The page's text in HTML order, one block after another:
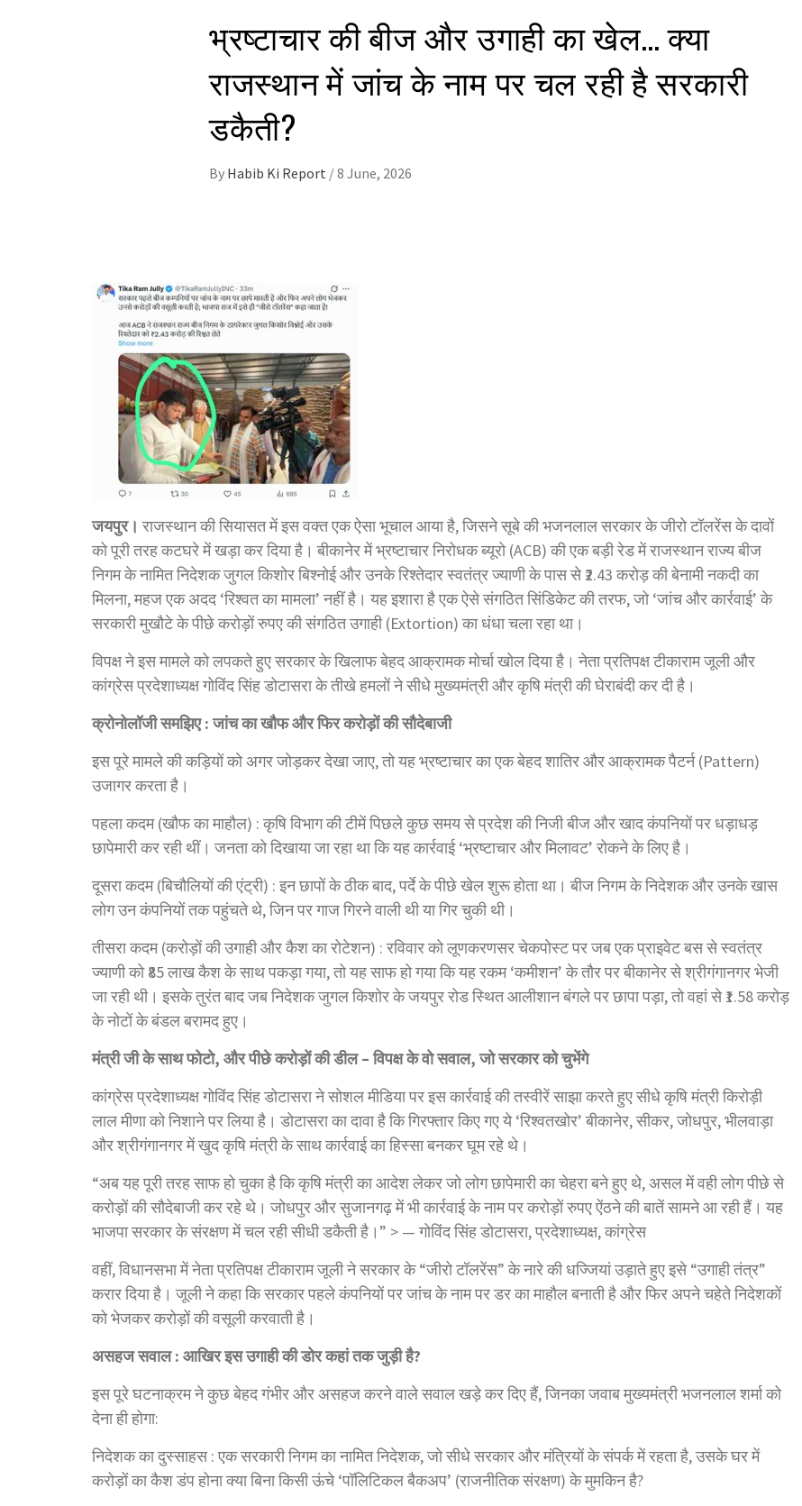
भ्रष्टाचार की बीज और उगाही का खेल… क्या
राजस्थान में जांच के नाम पर चल रही है सरकारी
डकैती?
By Habib Ki Report /8 June, 2026
जयपुर। राजस्थान की सियासत में इस वक्त एक ऐसा भूचाल आया है, जिसने सूबे की भजनलाल सरकार के जीरो टॉलरेंस के दावों
को पूरी तरह कटघरे में खड़ा कर दिया है। बीकानेर में भ्रष्टाचार निरोधक ब्यूरो (ACB) की एक बड़ी रेड में राजस्थान राज्य बीज
निगम के नामित निदेशक जुगल किशोर बिश्नोई और उनके रिश्तेदार स्वतंत्र ज्याणी के पास से ₹2.43 करोड़ की बेनामी नकदी का
मिलना, महज एक अदद ‘रिश्वत का मामला’ नहीं है। यह इशारा है एक ऐसे संगठित सिंडिकेट की तरफ, जो ‘जांच और कार्रवाई’ के
सरकारी मुखौटे के पीछे करोड़ों रुपए की संगठित उगाही (Extortion) का धंधा चला रहा था।
विपक्ष ने इस मामले को लपकते हुए सरकार के खिलाफ बेहद आक्रामक मोर्चा खोल दिया है। नेता प्रतिपक्ष टीकाराम जूली और
कांग्रेस प्रदेशाध्यक्ष गोविंद सिंह डोटासरा के तीखे हमलों ने सीधे मुख्यमंत्री और कृषि मंत्री की घेराबंदी कर दी है।
क्रोनोलॉजी समझिए : जांच का खौफ और फिर करोड़ों की सौदेबाजी
इस पूरे मामले की कड़ियों को अगर जोड़कर देखा जाए, तो यह भ्रष्टाचार का एक बेहद शातिर और आक्रामक पैटर्न (Pattern)
उजागर करता है।
पहला कदम (खौफ का माहौल) : कृषि विभाग की टीमें पिछले कुछ समय से प्रदेश की निजी बीज और खाद कंपनियों पर धड़ाधड़
छापेमारी कर रही थीं। जनता को दिखाया जा रहा था कि यह कार्रवाई ‘भ्रष्टाचार और मिलावट’ रोकने के लिए है।
दूसरा कदम (बिचौलियों की एंट्री) : इन छापों के ठीक बाद, पर्दे के पीछे खेल शुरू होता था। बीज निगम के निदेशक और उनके खास
लोग उन कंपनियों तक पहुंचते थे, जिन पर गाज गिरने वाली थी या गिर चुकी थी।
तीसरा कदम (करोड़ों की उगाही और कैश का रोटेशन) : रविवार को लूणकरणसर चेकपोस्ट पर जब एक प्राइवेट बस से स्वतंत्र
ज्याणी को ₹85 लाख कैश के साथ पकड़ा गया, तो यह साफ हो गया कि यह रकम ‘कमीशन’ के तौर पर बीकानेर से श्रीगंगानगर भेजी
जा रही थी। इसके तुरंत बाद जब निदेशक जुगल किशोर के जयपुर रोड स्थित आलीशान बंगले पर छापा पड़ा, तो वहां से ₹1.58 करोड़
के नोटों के बंडल बरामद हुए।
मंत्री जी के साथ फोटो, और पीछे करोड़ों की डील – विपक्ष के वो सवाल, जो सरकार को चुभेंगे
कांग्रेस प्रदेशाध्यक्ष गोविंद सिंह डोटासरा ने सोशल मीडिया पर इस कार्रवाई की तस्वीरें साझा करते हुए सीधे कृषि मंत्री किरोड़ी
लाल मीणा को निशाने पर लिया है। डोटासरा का दावा है कि गिरफ्तार किए गए ये ‘रिश्वतखोर’ बीकानेर, सीकर, जोधपुर, भीलवाड़ा
और श्रीगंगानगर में खुद कृषि मंत्री के साथ कार्रवाई का हिस्सा बनकर घूम रहे थे।
“अब यह पूरी तरह साफ हो चुका है कि कृषि मंत्री का आदेश लेकर जो लोग छापेमारी का चेहरा बने हुए थे, असल में वही लोग पीछे से
करोड़ों की सौदेबाजी कर रहे थे। जोधपुर और सुजानगढ़ में भी कार्रवाई के नाम पर करोड़ों रुपए ऐंठने की बातें सामने आ रही हैं। यह
भाजपा सरकार के संरक्षण में चल रही सीधी डकैती है।” > — गोविंद सिंह डोटासरा, प्रदेशाध्यक्ष, कांग्रेस
वहीं, विधानसभा में नेता प्रतिपक्ष टीकाराम जूली ने सरकार के “जीरो टॉलरेंस” के नारे की धज्जियां उड़ाते हुए इसे “उगाही तंत्र”
करार दिया है। जूली ने कहा कि सरकार पहले कंपनियों पर जांच के नाम पर डर का माहौल बनाती है और फिर अपने चहेते निदेशकों
को भेजकर करोड़ों की वसूली करवाती है।
असहज सवाल : आखिर इस उगाही की डोर कहां तक जुड़ी है?
इस पूरे घटनाक्रम ने कुछ बेहद गंभीर और असहज करने वाले सवाल खड़े कर दिए हैं, जिनका जवाब मुख्यमंत्री भजनलाल शर्मा को
देना ही होगा:
निदेशक का दुस्साहस : एक सरकारी निगम का नामित निदेशक, जो सीधे सरकार और मंत्रियों के संपर्क में रहता है, उसके घर में
करोड़ों का कैश डंप होना क्या बिना किसी ऊंचे ‘पॉलिटिकल बैकअप’ (राजनीतिक संरक्षण) के मुमकिन है?